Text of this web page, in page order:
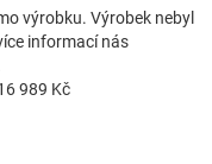
výrobku. Výrobek nebyl
informací nás
989 Kč